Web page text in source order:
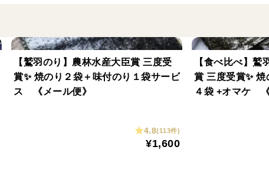
します。
プレゼントの内容はこちらでチ
何が届くかは届くまでのお楽し
【鷲羽のり】農林水産大臣賞 三度受
賞✨ 焼のり２袋＋味付のり１袋サービ
ス 《メール便》
4.8(113件)
¥1,600
【食べ比べ】鷲
賞 三度受賞✨
４袋 +オマケ 《